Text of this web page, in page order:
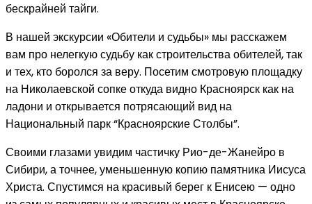
бескрайней тайги.
В нашей экскурсии «Обители и судьбы» мы расскажем
вам про нелегкую судьбу как строительства обителей, так
и тех, кто боролся за веру. Посетим смотровую площадку
на Николаевской сопке откуда видно Красноярск как на
ладони и открывается потрясающий вид на
Национальный парк “Красноярские Столбы”.
Своими глазами увидим частичку Рио-де-Жанейро в
Сибири, а точнее, уменьшенную копию памятника Иисуса
Христа. Спустимся на красивый берег к Енисею — одно